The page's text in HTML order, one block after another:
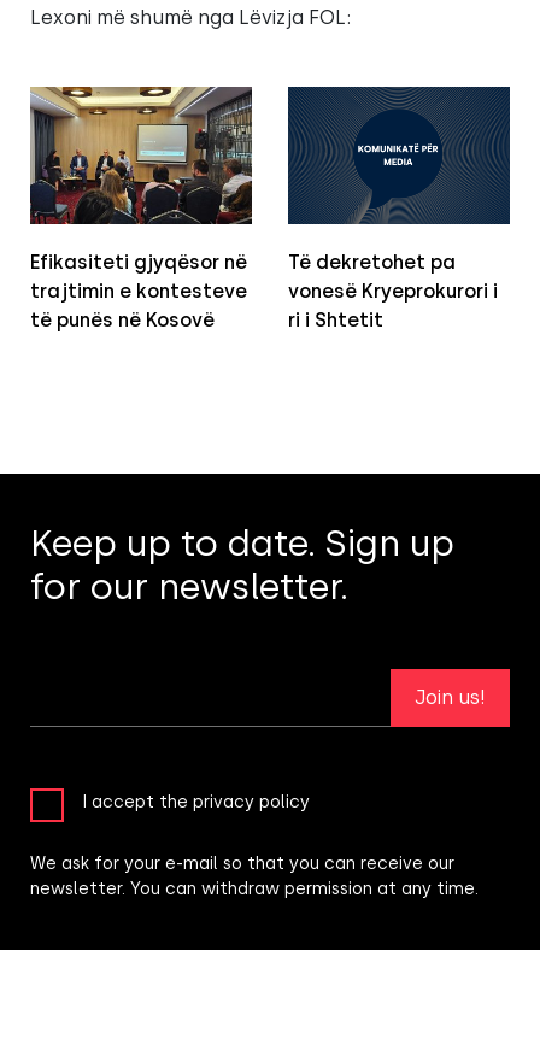
Lexoni më shumë nga Lëvizja FOL:
Efikasiteti gjyqësor në
trajtimin e kontesteve
të punës në Kosovë
Të dekretohet pa
vonesë Kryeprokurori i
ri i Shtetit
Keep up to date. Sign up
for our newsletter.
Join us!
I accept the privacy policy
We ask for your e-mail so that you can receive our
newsletter. You can withdraw permission at any time.